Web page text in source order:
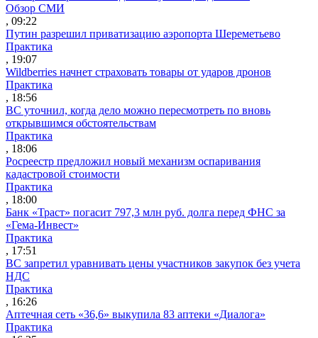
Обзор СМИ
, 09:22
Путин разрешил приватизацию аэропорта Шереметьево
Практика
, 19:07
Wildberries начнет страховать товары от ударов дронов
Практика
, 18:56
ВС уточнил, когда дело можно пересмотреть по вновь
открывшимся обстоятельствам
Практика
, 18:06
Росреестр предложил новый механизм оспаривания
кадастровой стоимости
Практика
, 18:00
Банк «Траст» погасит 797,3 млн руб. долга перед ФНС за
«Гема-Инвест»
Практика
, 17:51
ВС запретил уравнивать цены участников закупок без учета
НДС
Практика
, 16:26
Аптечная сеть «36,6» выкупила 83 аптеки «Диалога»
Практика